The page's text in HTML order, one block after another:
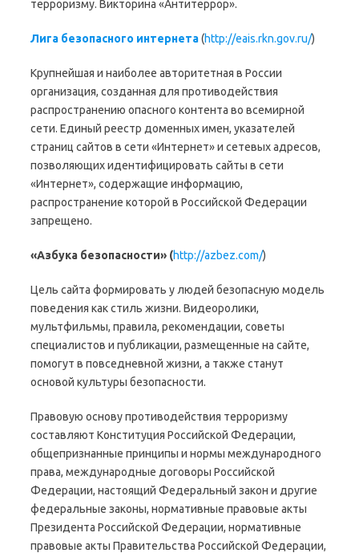
терроризму. Викторина «Антитеррор».
Лига безопасного интернета(http://eais.rkn.gov.ru/)
Крупнейшая и наиболее авторитетная в России
организация, созданная для противодействия
распространению опасного контента во всемирной
сети. Единый реестр доменных имен, указателей
страниц сайтов в сети «Интернет» и сетевых адресов,
позволяющих идентифицировать сайты в сети
«Интернет», содержащие информацию,
распространение которой в Российской Федерации
запрещено.
«Азбука безопасности» (http://azbez.com/)
Цель сайта формировать у людей безопасную модель
поведения как стиль жизни. Видеоролики,
мультфильмы, правила, рекомендации, советы
специалистов и публикации, размещенные на сайте,
помогут в повседневной жизни, а также станут
основой культуры безопасности.
Правовую основу противодействия терроризму
составляют Конституция Российской Федерации,
общепризнанные принципы и нормы международного
права, международные договоры Российской
Федерации, настоящий Федеральный закон и другие
федеральные законы, нормативные правовые акты
Президента Российской Федерации, нормативные
правовые акты Правительства Российской Федерации,